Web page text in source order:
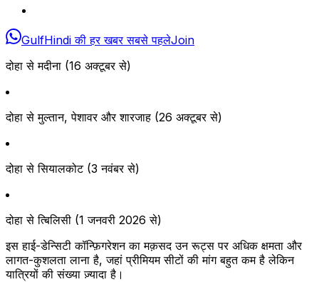
GulfHindi की हर खबर सबसे पहलेJoin
दोहा से मदीना (16 अक्टूबर से)
दोहा से मुल्तान, पेशावर और शारजाह (26 अक्टूबर से)
दोहा से सियालकोट (3 नवंबर से)
दोहा से त्बिलिसी (1 जनवरी 2026 से)
इस हाई-डेन्सिटी कॉन्फ़िगरेशन का मक़सद उन रूट्स पर अधिक क्षमता और
लागत-कुशलता लाना है, जहां प्रीमियम सीटों की मांग बहुत कम है लेकिन
यात्रियों की संख्या ज़्यादा है।